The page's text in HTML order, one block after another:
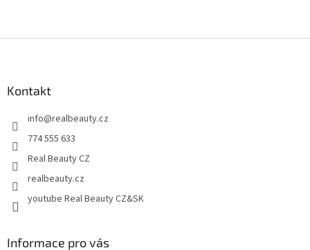
Kontakt
info@realbeauty.cz
774 555 633
Real Beauty CZ
realbeauty.cz
youtube Real Beauty CZ&SK
Informace pro vás